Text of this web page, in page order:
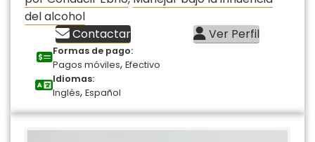
del alcohol
Contactar
Ver Perfil
Formas de pago:
Pagos móviles, Efectivo
Idiomas:
Inglés, Español